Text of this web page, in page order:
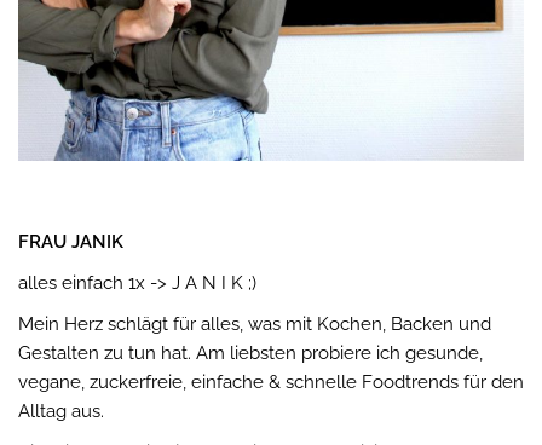
FRAU JANIK
alles einfach 1x -> J A N I K ;)
Mein Herz schlägt für alles, was mit Kochen, Backen und
Gestalten zu tun hat. Am liebsten probiere ich gesunde,
vegane, zuckerfreie, einfache & schnelle Foodtrends für den
Alltag aus.